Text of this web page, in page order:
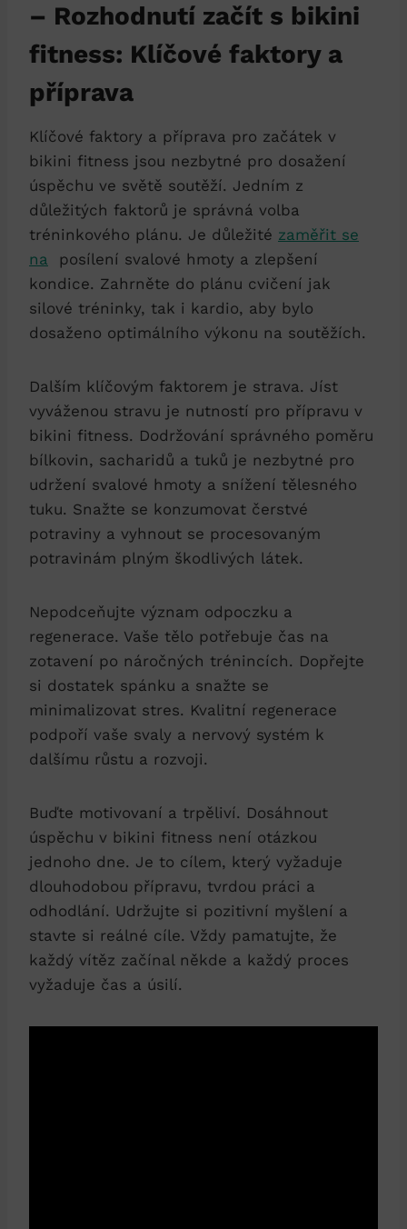
– Rozhodnutí⁢ začít ‍s bikini
fitness: Klíčové faktory a
příprava
Klíčové faktory a příprava pro ⁤začátek v
bikini fitness ⁢jsou nezbytné pro dosažení
úspěchu ⁤ve ⁢světě soutěží. Jedním z
‍důležitých faktorů⁣ je správná volba ​
tréninkového plánu. Je důležité zaměřit se⁤
na ⁤ posílení svalové hmoty a zlepšení
kondice. Zahrněte do plánu cvičení⁣ jak
silové tréninky, tak i kardio, aby bylo
dosaženo optimálního​ výkonu na ⁤soutěžích.
Dalším‍ klíčovým ‍faktorem je⁤ strava.⁤ Jíst
vyváženou stravu je⁤ nutností pro přípravu v
⁢bikini​ fitness. ⁤Dodržování správného poměru
bílkovin, ‍sacharidů a tuků je nezbytné pro
udržení svalové hmoty a ‌snížení tělesného‌
tuku. Snažte se konzumovat čerstvé
potraviny a vyhnout se procesovaným
⁣potravinám plným škodlivých⁣ látek.
Nepodceňujte⁢ význam ⁢odpoczku a‌
regenerace. Vaše tělo​ potřebuje čas na
zotavení po náročných trénincích. Dopřejte
si dostatek spánku ‍a snažte se
minimalizovat stres. Kvalitní regenerace
podpoří vaše svaly a nervový ​systém k
dalšímu růstu a⁢ rozvoji.
Buďte motivovaní a trpěliví. ⁤Dosáhnout
úspěchu v bikini‌ fitness‌ není otázkou
jednoho ⁣dne.⁣ Je to cílem, ‍který vyžaduje
dlouhodobou⁤ přípravu, ‍tvrdou práci a
odhodlání. Udržujte si pozitivní myšlení a
stavte si ‌reálné‍ cíle. Vždy pamatujte, že
každý vítěz začínal někde a každý proces
vyžaduje čas a úsilí.